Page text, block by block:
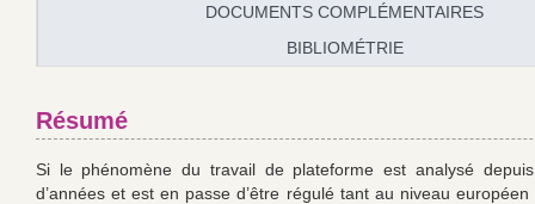
DOCUMENTS COMPLÉMENTAIRES
BIBLIOMÉTRIE
Résumé
Si le phénomène du travail de plateforme est analysé
d’années et est en passe d’être régulé tant au niveau